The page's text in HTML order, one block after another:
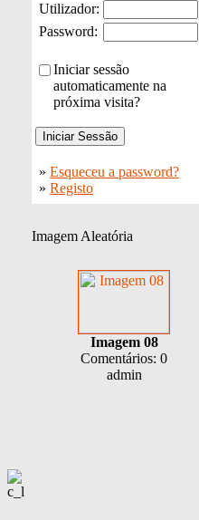
Utilizador:
Password:
Iniciar sessão
automaticamente na
próxima visita?
» Esqueceu a password?
» Registo
Imagem Aleatória
Imagem 08
Comentários: 0
admin